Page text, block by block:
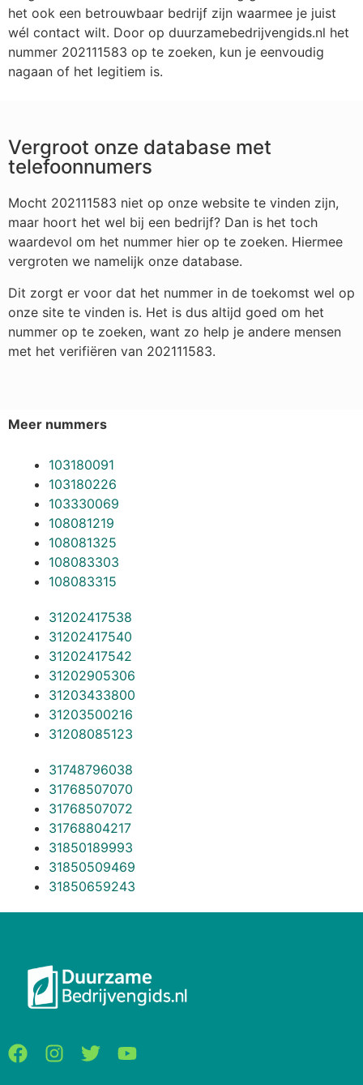
het ook een betrouwbaar bedrijf zijn waarmee je juist
wél contact wilt. Door op duurzamebedrijvengids.nl het
nummer 202111583 op te zoeken, kun je eenvoudig
nagaan of het legitiem is.
Vergroot onze database met
telefoonnumers
Mocht 202111583 niet op onze website te vinden zijn,
maar hoort het wel bij een bedrijf? Dan is het toch
waardevol om het nummer hier op te zoeken. Hiermee
vergroten we namelijk onze database.
Dit zorgt er voor dat het nummer in de toekomst wel op
onze site te vinden is. Het is dus altijd goed om het
nummer op te zoeken, want zo help je andere mensen
met het verifiëren van 202111583.
Meer nummers
103180091
103180226
103330069
108081219
108081325
108083303
108083315
31202417538
31202417540
31202417542
31202905306
31203433800
31203500216
31208085123
31748796038
31768507070
31768507072
31768804217
31850189993
31850509469
31850659243